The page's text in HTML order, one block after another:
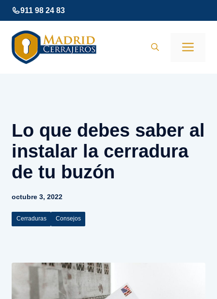
Saltar
al
contenido
911 98 24 83
Lo que debes saber al
instalar la cerradura
de tu buzón
octubre 3, 2022
Cerraduras Consejos